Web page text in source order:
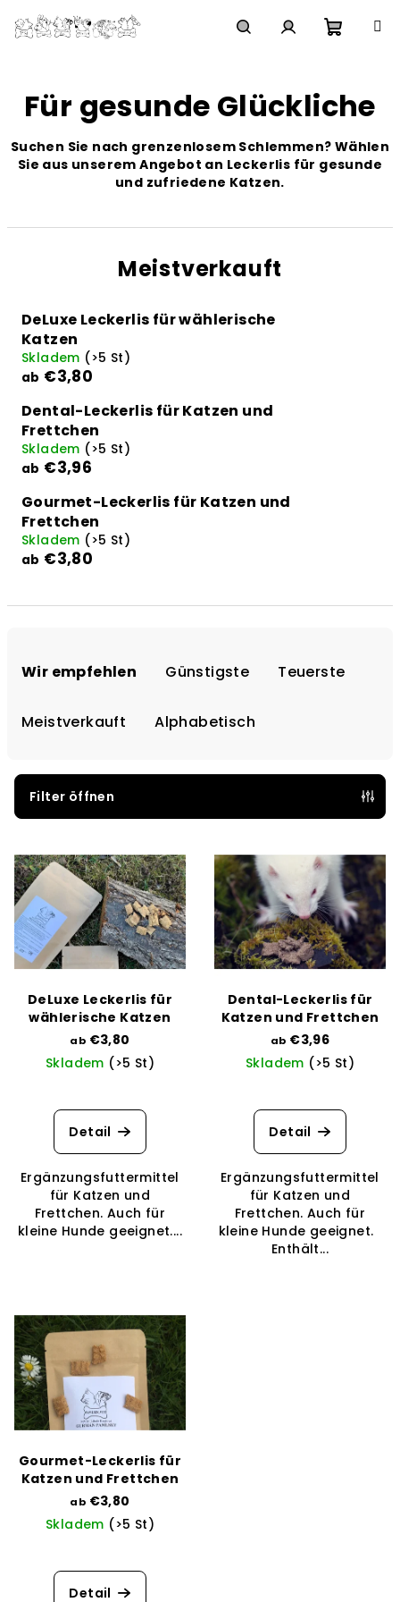
Inhalt
springen
Für gesunde Glückliche
Suchen Sie nach grenzenlosem Schlemmen? Wählen
Sie aus unserem Angebot an Leckerlis für gesunde
und zufriedene Katzen.
Meistverkauft
DeLuxe Leckerlis für wählerische
Katzen
Skladem (>5 St)
ab €3,80
Dental-Leckerlis für Katzen und
Frettchen
Skladem (>5 St)
ab €3,96
Gourmet-Leckerlis für Katzen und
Frettchen
Skladem (>5 St)
ab €3,80
k
s
r
t
e
r
Wir empfehlen Günstigste Teuerste
Meistverkauft Alphabetisch
Filter öffnen
s
t
e
d
e
DeLuxe Leckerlis für
wählerische Katzen
ab €3,80
Skladem (>5 St)
Detail
Ergänzungsfuttermittel
für Katzen und
Frettchen. Auch für
kleine Hunde geeignet....
Dental-Leckerlis für
Katzen und Frettchen
ab €3,96
Skladem (>5 St)
Detail
Ergänzungsfuttermittel
für Katzen und
Frettchen. Auch für
kleine Hunde geeignet.
Enthält...
Gourmet-Leckerlis für
Katzen und Frettchen
ab €3,80
Skladem (>5 St)
Detail